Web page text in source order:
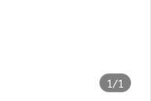
1/1